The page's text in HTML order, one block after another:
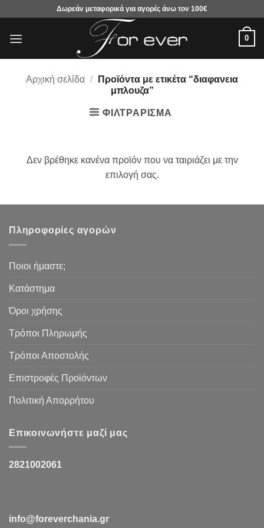
περιεχόμενο
Δωρεάν μεταφορικά για αγορές άνω τον 100€
0
Αρχική σελίδα /
Προϊόντα με ετικέτα “διαφανεια
μπλουζα”
ΦΙΛΤΡΆΡΙΣΜΑ
Δεν βρέθηκε κανένα προϊόν που να ταιριάζει με την
επιλογή σας.
Πληροφορίες αγορών
Ποιοι ήμαστε;
Κατάστημα
Όροι χρήσης
Τρόποι Πληρωμής
Τρόποι Αποστολής
Επιστροφές Προϊόντων
Πολιτική Απορρήτου
Επικοινωνήστε μαζί μας
2821002061
info@foreverchania.gr